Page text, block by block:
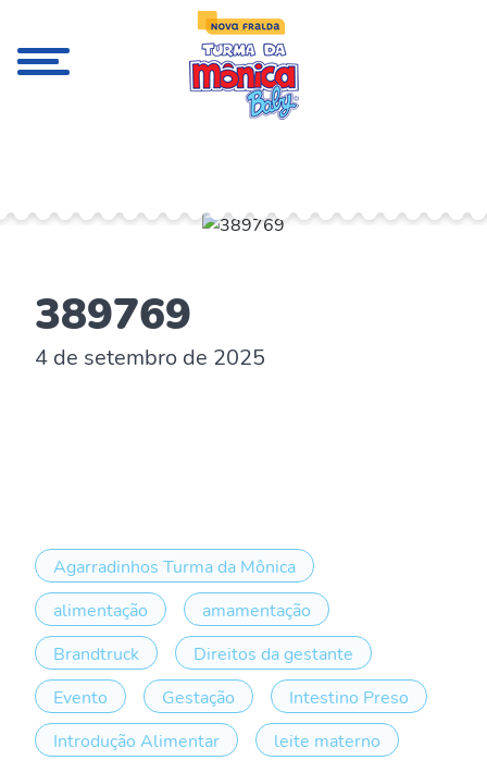
389769
4 de setembro de 2025
Agarradinhos Turma da Mônica
alimentação
amamentação
Brandtruck
Direitos da gestante
Evento
Gestação
Intestino Preso
Introdução Alimentar
leite materno